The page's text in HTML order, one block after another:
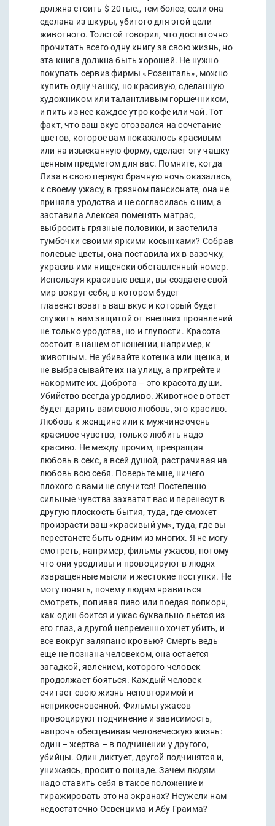
должна стоить $ 20тыс., тем более, если она
сделана из шкуры, убитого для этой цели
животного. Толстой говорил, что достаточно
прочитать всего одну книгу за свою жизнь, но
эта книга должна быть хорошей. Не нужно
покупать сервиз фирмы «Розенталь», можно
купить одну чашку, но красивую, сделанную
художником или талантливым горшечником,
и пить из нее каждое утро кофе или чай. Тот
факт, что ваш вкус отозвался на сочетание
цветов, которое вам показалось красивым
или на изысканную форму, сделает эту чашку
ценным предметом для вас. Помните, когда
Лиза в свою первую брачную ночь оказалась,
к своему ужасу, в грязном пансионате, она не
приняла уродства и не согласилась с ним, а
заставила Алексея поменять матрас,
выбросить грязные половики, и застелила
тумбочки своими яркими косынками? Собрав
полевые цветы, она поставила их в вазочку,
украсив ими нищенски обставленный номер.
Используя красивые вещи, вы создаете свой
мир вокруг себя, в котором будет
главенствовать ваш вкус и который будет
служить вам защитой от внешних проявлений
не только уродства, но и глупости. Красота
состоит в нашем отношении, например, к
животным. Не убивайте котенка или щенка, и
не выбрасывайте их на улицу, а пригрейте и
накормите их. Доброта – это красота души.
Убийство всегда уродливо. Животное в ответ
будет дарить вам свою любовь, это красиво.
Любовь к женщине или к мужчине очень
красивое чувство, только любить надо
красиво. Не между прочим, превращая
любовь в секс, а всей душой, растрачивая на
любовь всю себя. Поверьте мне, ничего
плохого с вами не случится! Постепенно
сильные чувства захватят вас и перенесут в
другую плоскость бытия, туда, где сможет
произрасти ваш «красивый ум», туда, где вы
перестанете быть одним из многих. Я не могу
смотреть, например, фильмы ужасов, потому
что они уродливы и провоцируют в людях
извращенные мысли и жестокие поступки. Не
могу понять, почему людям нравиться
смотреть, попивая пиво или поедая попкорн,
как один боится и ужас буквально льется из
его глаз, а другой непременно хочет убить, и
все вокруг заляпано кровью? Смерть ведь
еще не познана человеком, она остается
загадкой, явлением, которого человек
продолжает бояться. Каждый человек
считает свою жизнь неповторимой и
неприкосновенной. Фильмы ужасов
провоцируют подчинение и зависимость,
напрочь обесценивая человеческую жизнь:
один – жертва – в подчинении у другого,
убийцы. Один диктует, другой подчинятся и,
унижаясь, просит о пощаде. Зачем людям
надо ставить себя в такое положение и
тиражировать это на экранах? Неужели нам
недостаточно Освенцима и Абу Граима?